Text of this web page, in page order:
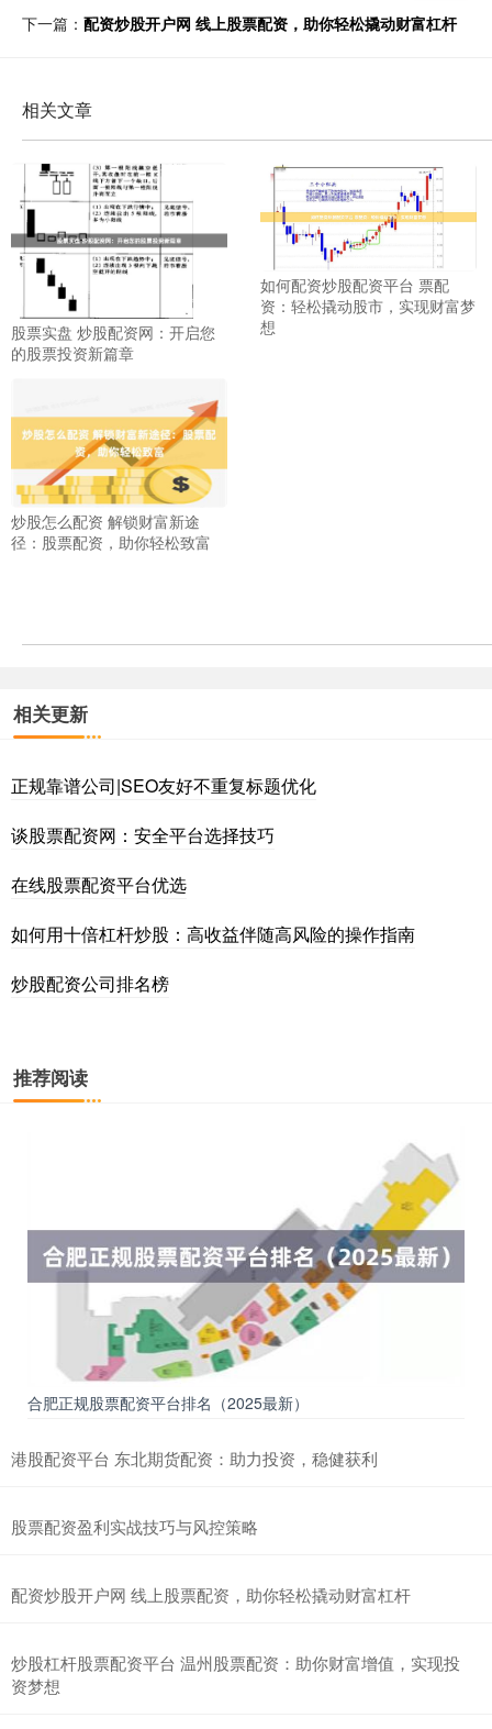
下一篇： 配资炒股开户网 线上股票配资，助你轻松撬动财富杠杆
相关文章
股票实盘 炒股配资网：开启您
的股票投资新篇章
如何配资炒股配资平台 票配
资：轻松撬动股市，实现财富梦
想
炒股怎么配资 解锁财富新途
径：股票配资，助你轻松致富
相关更新
正规靠谱公司|SEO友好不重复标题优化
谈股票配资网：安全平台选择技巧
在线股票配资平台优选
如何用十倍杠杆炒股：高收益伴随高风险的操作指南
炒股配资公司排名榜
推荐阅读
合肥正规股票配资平台排名（2025最新）
港股配资平台 东北期货配资：助力投资，稳健获利
股票配资盈利实战技巧与风控策略
配资炒股开户网 线上股票配资，助你轻松撬动财富杠杆
炒股杠杆股票配资平台 温州股票配资：助你财富增值，实现投
资梦想